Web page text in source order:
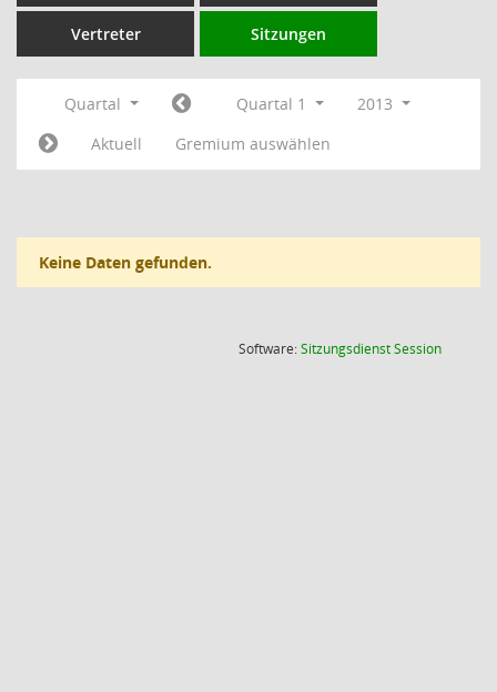
Vertreter Sitzungen
Quartal Quartal 1
2013
Aktuell
Gremium auswählen
Keine Daten gefunden.
Software:SitzungsdienstSession(Wird in